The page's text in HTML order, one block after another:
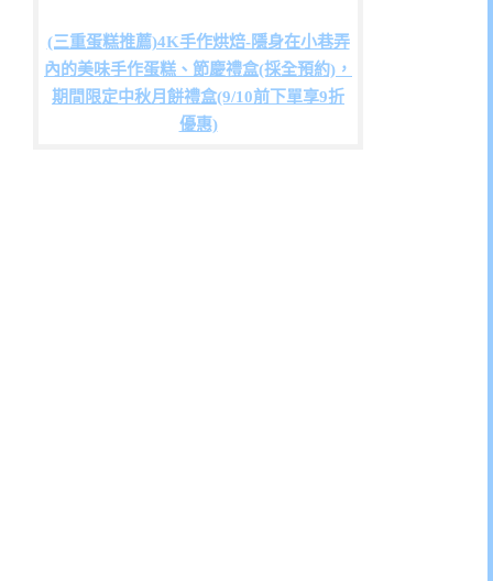
(三重蛋糕推薦)4K手作烘焙-隱身在小巷弄
內的美味手作蛋糕、節慶禮盒(採全預約)，
期間限定中秋月餅禮盒(9/10前下單享9折
優惠)